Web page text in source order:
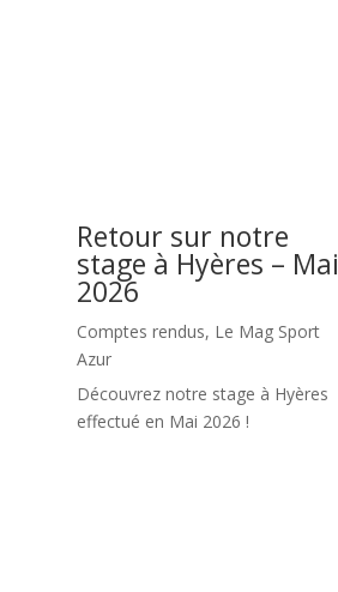
Retour sur notre
stage à Hyères – Mai
2026
Comptes rendus, Le Mag Sport
Azur
Découvrez notre stage à Hyères
effectué en Mai 2026 !